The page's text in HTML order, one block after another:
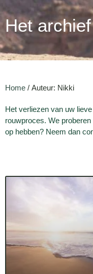
Het archief
Home / Auteur: Nikki
Het verliezen van uw
rouwproces. We
op hebben? Neem dan